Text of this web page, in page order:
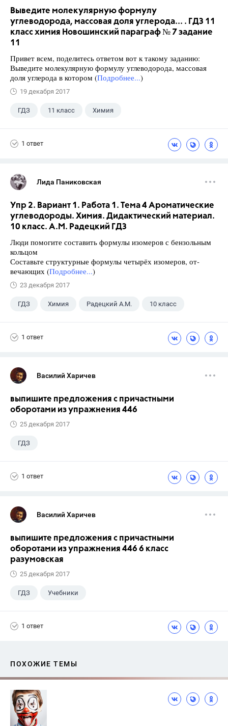
Выведите молекулярную формулу
углеводорода, массовая доля углерода... . ГДЗ 11
класс химия Новошинский параграф № 7 задание
11
Привет всем, поделитесь ответом вот к такому заданию:
Выведите молекулярную формулу углеводорода, массовая
доля углерода в котором (Подробнее...)
19 декабря 2017
ГДЗ 11 класс Химия
1 ответ
Лида Паниковская
Упр 2. Вариант 1. Работа 1. Тема 4 Ароматические
углеводороды. Химия. Дидактический материал.
10 класс. А.М. Радецкий ГДЗ
Люди помогите составить формулы изомеров с бензольным
кольцом
Составьте структурные формулы четырёх изомеров, от-
вечающих (Подробнее...)
23 декабря 2017
ГДЗ Химия Радецкий А.М. 10 класс
1 ответ
Василий Харичев
выпишите предложения с причастными
оборотами из упражнения 446
25 декабря 2017
ГДЗ
1 ответ
Василий Харичев
выпишите предложения с причастными
оборотами из упражнения 446 6 класс
разумовская
25 декабря 2017
ГДЗ Учебники
1 ответ
ПОХОЖИЕ ТЕМЫ